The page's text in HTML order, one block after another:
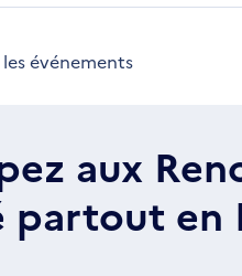
événements
aux
partout en